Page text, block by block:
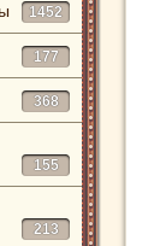
1452
177
368
155
213